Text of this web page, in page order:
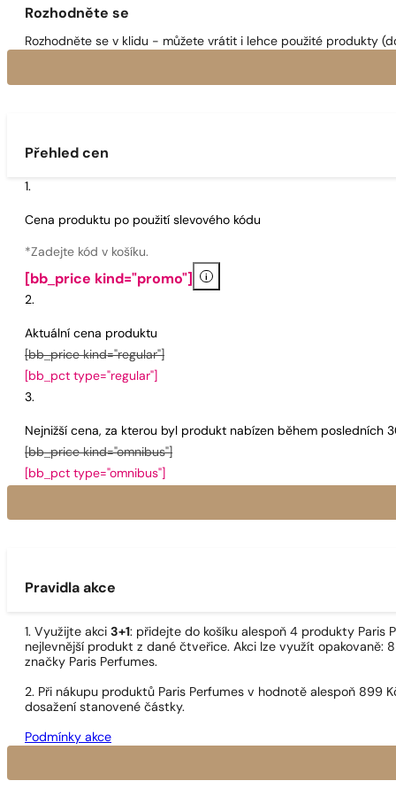
Rozhodněte se
Rozhodněte se v klidu - můžete vrátit i lehce použité produkty
Přehled cen
Cena produktu po použití slevového kódu
*Zadejte kód v košíku.
[bb_price kind="promo"] i
Aktuální cena produktu
[bb_price kind="regular"]
[bb_pct type="regular"]
Nejnižší cena, za kterou byl produkt nabízen během posledních
[bb_price kind="omnibus"]
[bb_pct type="omnibus"]
Pravidla akce
1. Využijte akci 3+1: přidejte do košíku alespoň 4 produkty
nejlevnější produkt z dané čtveřice. Akci lze využít opakovaně:
značky Paris Perfumes.
2. Při nákupu produktů Paris Perfumes v hodnotě alespoň
dosažení stanovené částky.
Podmínky akce